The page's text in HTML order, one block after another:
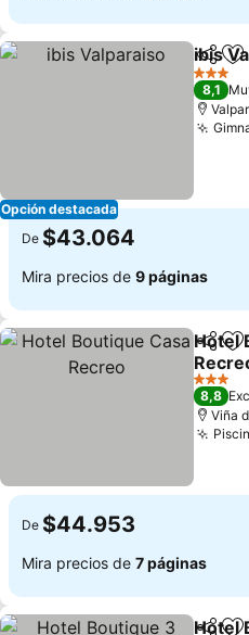
Opción destacada
ibis
3 Estrellas
8,1
De $43.064
Mira precios de 9 páginas
Hotel
Ver
3 Estrellas
8,8
Viña
De $44.953
Mira precios de 7 páginas
Hotel